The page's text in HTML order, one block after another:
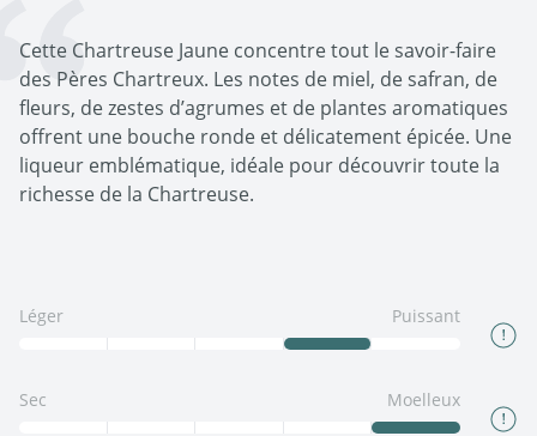
Cette Chartreuse Jaune concentre tout le savoir-faire
des Pères Chartreux. Les notes de miel, de safran, de
fleurs, de zestes d’agrumes et de plantes aromatiques
offrent une bouche ronde et délicatement épicée. Une
liqueur emblématique, idéale pour découvrir toute la
richesse de la Chartreuse.
Léger Puissant
Sec Moelleux